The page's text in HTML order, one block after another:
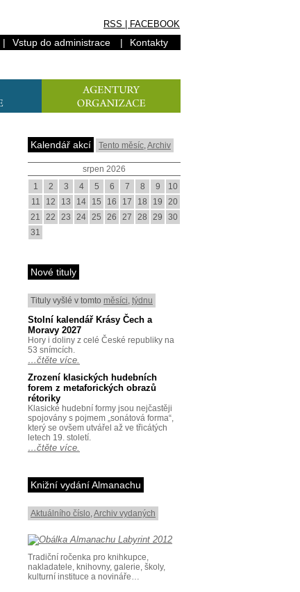
RSS FACEBOOK
| Vstup do administrace | Kontakty
Kalendář akcí Tento měsíc,Archiv
srpen 2026
1
2 3 4 5 6 7 8 9
10
11
12 13 14 15 16 17 18 19
20
21
22 23 24 25 26 27 28 29
30
31
Nové tituly
Tituly vyšlé v tomto měsíci, týdnu
Stolní kalendář Krásy Čech a
Moravy 2027
Hory i doliny z celé České republiky na
53 snímcích.
…čtěte více.
Zrození klasických hudebních
forem z metaforických obrazů
rétoriky
Klasické hudební formy jsou nejčastěji
spojovány s pojmem „sonátová forma“,
který se ovšem utvářel až ve třicátých
letech 19. století.
…čtěte více.
Knižní vydání Almanachu
Aktuálního číslo,Archiv vydaných
Tradiční ročenka pro knihkupce,
nakladatele, knihovny, galerie, školy,
kulturní instituce a novináře…